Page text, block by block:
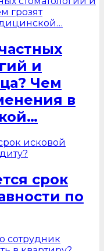
и
Чем
в
срок
по